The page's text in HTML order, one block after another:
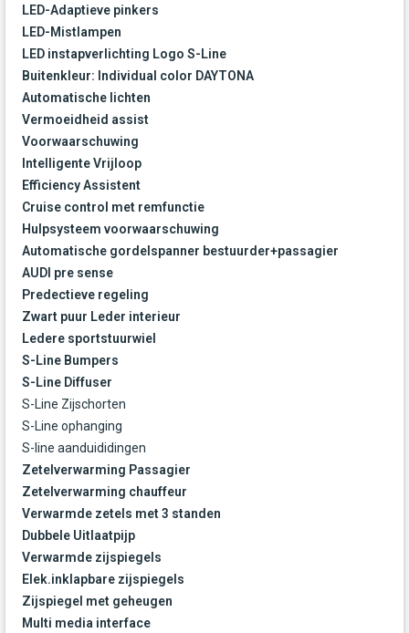
LED-Adaptieve pinkers
LED-Mistlampen
LED instapverlichting Logo S-Line
Buitenkleur: Individual color DAYTONA
Automatische lichten
Vermoeidheid assist
Voorwaarschuwing
Intelligente Vrijloop
Efficiency Assistent
Cruise control met remfunctie
Hulpsysteem voorwaarschuwing
Automatische gordelspanner bestuurder+passagier
AUDI pre sense
Predectieve regeling
Zwart puur Leder interieur
Ledere sportstuurwiel
S-Line Bumpers
S-Line Diffuser
S-Line Zijschorten
S-Line ophanging
S-line aanduididingen
Zetelverwarming Passagier
Zetelverwarming chauffeur
Verwarmde zetels met 3 standen
Dubbele Uitlaatpijp
Verwarmde zijspiegels
Elek.inklapbare zijspiegels
Zijspiegel met geheugen
Multi media interface